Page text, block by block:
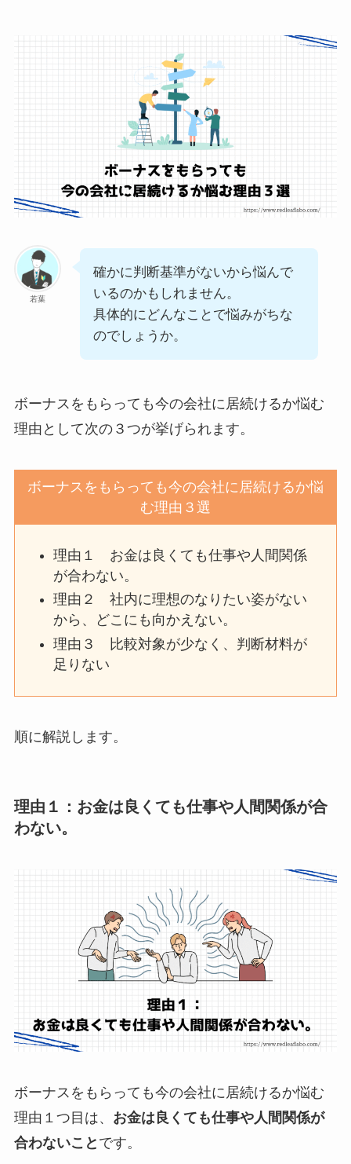
若葉
確かに判断基準がないから悩んで
いるのかもしれません。
具体的にどんなことで悩みがちな
のでしょうか。
ボーナスをもらっても今の会社に居続けるか悩む
理由として次の３つが挙げられます。
ボーナスをもらっても今の会社に居続けるか悩
む理由３選
理由１ お金は良くても仕事や人間関係
が合わない。
理由２ 社内に理想のなりたい姿がない
から、どこにも向かえない。
理由３ 比較対象が少なく、判断材料が
足りない
順に解説します。
理由１：お金は良くても仕事や人間関係が合
わない。
ボーナスをもらっても今の会社に居続けるか悩む
理由１つ目は、 お金は良くても仕事や人間関係が
合わないこと です。